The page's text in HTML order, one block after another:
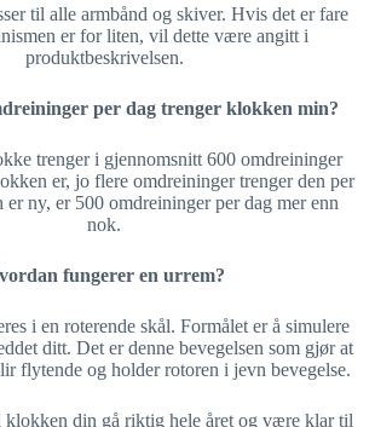
til alle armbånd og skiver. Hvis det er fare
er for liten, vil dette være angitt i
produktbeskrivelsen.
per dag trenger klokken min?
trenger i gjennomsnitt 600 omdreininger
er, jo flere omdreininger trenger den per
ny, er 500 omdreininger per dag mer enn
nok.
fungerer en urrem?
i en roterende skål. Formålet er å simulere
ditt. Det er denne bevegelsen som gjør at
flytende og holder rotoren i jevn bevegelse.
klokken din gå riktig hele året og være klar til